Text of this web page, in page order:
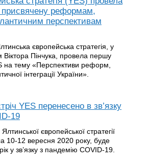
присвячену реформам,
перспективам
європейська стратегія, у
Віктора Пінчука, провела першу
на тему «Перспективи реформ,
інтеграції України».
YES перенесено в зв’язку
19
європейської стратегії
10-12 вересня 2020 року, буде
у зв’язку з пандемію COVID-19.